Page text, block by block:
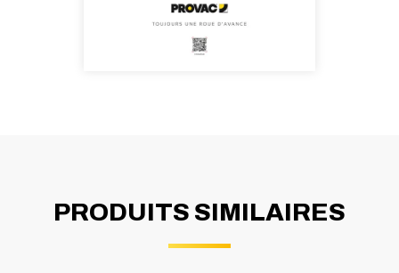
PRODUITS SIMILAIRES